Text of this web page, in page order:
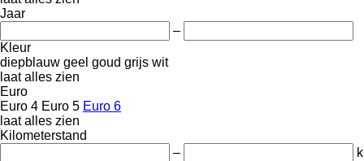
Jaar
–
Kleur
diepblauw geel goud grijs wit
laat alles zien
Euro
Euro 4 Euro 5 Euro 6
laat alles zien
Kilometerstand
–